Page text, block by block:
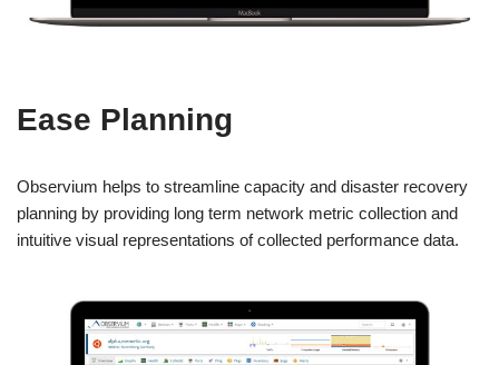
Ease Planning
Observium helps to streamline capacity and disaster recovery
planning by providing long term network metric collection and
intuitive visual representations of collected performance data.